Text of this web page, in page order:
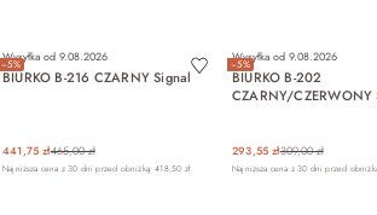
−5%
Wysyłka od 9.08.2026
BIURKO B-216 CZARNY Signal
441,75 zł465,00 zł
Najniższa cena z 30 dni przed obniżką: 418,50 zł
−5%
Wysyłka od 9.08.2026
BIURKO B-202
CZARNY/CZERWONY
293,55 zł309,00 zł
Najniższa cena z 30 dni przed